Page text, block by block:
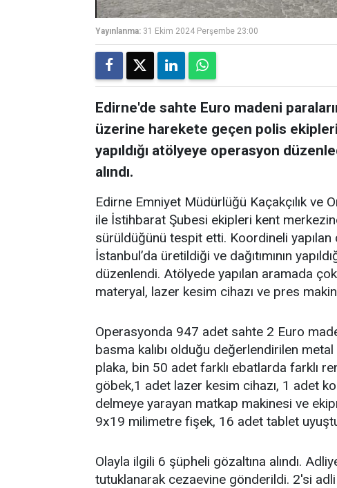
Yayınlanma: 31 Ekim 2024 Perşembe 23:00
Edirne'de sahte Euro madeni
üzerine harekete geçen polis ekipleri
yapıldığı atölyeye operasyon
alındı.
Edirne Emniyet Müdürlüğü Kaçakçılık ve
ile İstihbarat Şubesi ekipleri kent
sürüldüğünü tespit etti. Koordineli
İstanbul’da üretildiği ve dağıtımının
düzenlendi. Atölyede yapılan aramada
materyal, lazer kesim cihazı ve pres
Operasyonda 947 adet sahte 2 Euro
basma kalıbı olduğu değerlendirilen
plaka, bin 50 adet farklı ebatlarda farklı
göbek,1 adet lazer kesim cihazı, 1 adet
delmeye yarayan matkap makinesi ve
9x19 milimetre fişek, 16 adet tablet
Olayla ilgili 6 şüpheli gözaltına alındı.
tutuklanarak cezaevine gönderildi. 2'si